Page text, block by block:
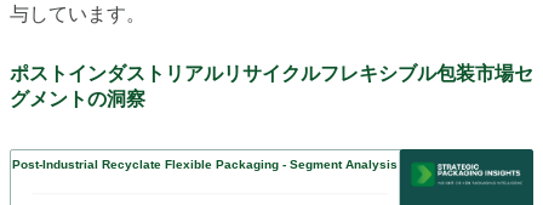
与しています。
ポストインダストリアルリサイクルフレキシブル包装市場セ
グメントの洞察